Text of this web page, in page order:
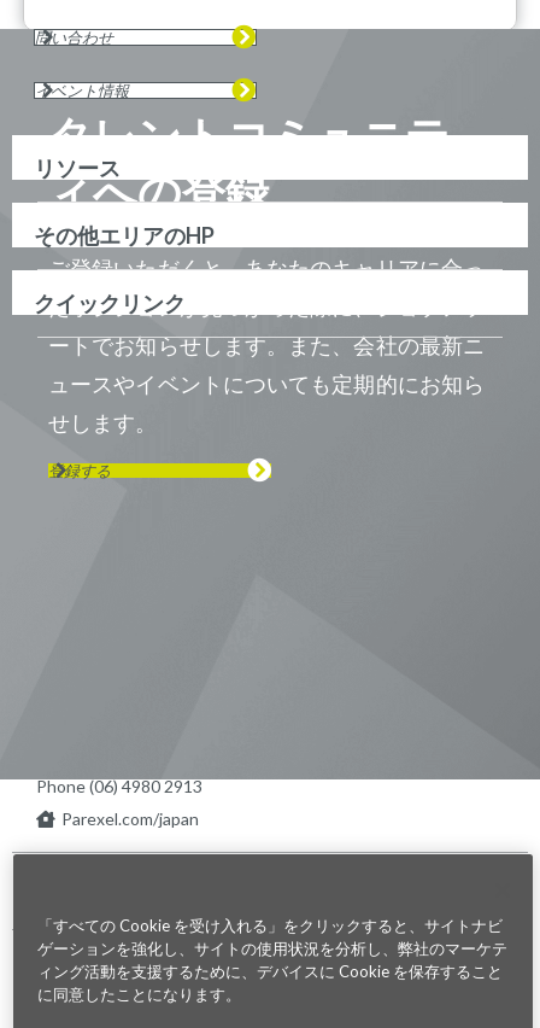
タレントコミュニテ
ィへの登録
ご登録いただくと、あなたのキャリアに合っ
たポジションが見つかった際に、ジョブアラ
ートでお知らせします。また、会社の最新ニ
ュースやイベントについても定期的にお知ら
せします。
登録する
問い合わせ
イベント情報
リソース
その他エリアのHP
クイックリンク
Phone (06) 4980 2913
Parexel.com/japan
Fraud Alert
「すべての Cookie を受け入れる」をクリックすると、サイトナビ
ゲーションを強化し、サイトの使用状況を分析し、弊社のマーケテ
ィング活動を支援するために、デバイスに Cookie を保存すること
に同意したことになります。